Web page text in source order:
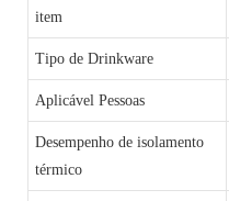
item
Tipo de Drinkware
Aplicável Pessoas
Desempenho de isolamento
térmico